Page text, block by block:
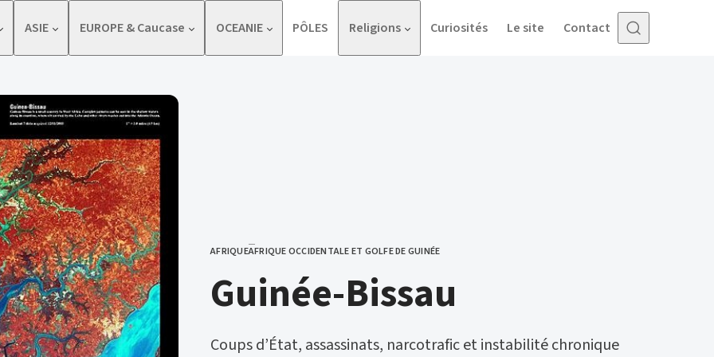
ASIE EUROPE & Caucase OCEANIE PÔLES Religions Curiosités Le site Contact
CATEGORY
AFRIQUEAFRIQUE OCCIDENTALE ET GOLFE DE GUINÉE
Guinée-Bissau
Coups d’État, assassinats, narcotrafic et instabilité chronique